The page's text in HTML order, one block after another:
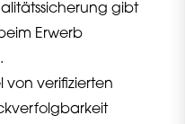
gibt
Erwerb
von verifizierten